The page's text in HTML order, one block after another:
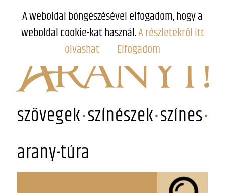
szövegek színészek színes
arany-túra
A weboldal böngészésével elfogadom, hogy a
weboldal cookie-kat használ.A részletekről itt
olvashat
Elfogadom